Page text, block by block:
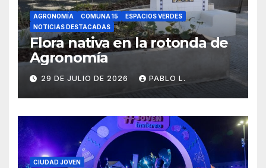
AGRONOMÍA COMUNA 15
ESPACIOS VERDES
NOTICIAS DESTACADAS
Flora nativa en la rotonda de
Agronomía
29 DE JULIO DE 2026 PABLO L.
CIUDAD JOVEN